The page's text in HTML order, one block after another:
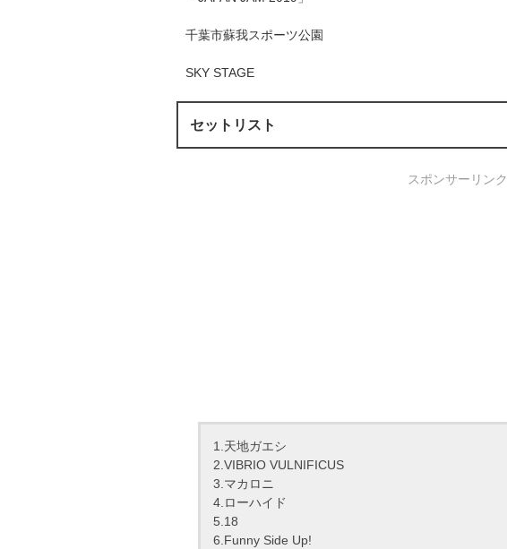
千葉市蘇我スポーツ公園
SKY STAGE
セットリスト
スポンサーリンク
1.天地ガエシ
2.VIBRIO VULNIFICUS
3.マカロニ
4.ローハイド
5.18
6.Funny Side Up!